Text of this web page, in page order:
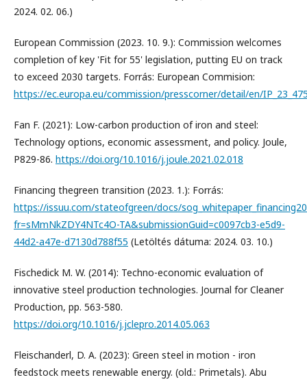
2024. 02. 06.)
European Commission (2023. 10. 9.): Commission welcomes
completion of key 'Fit for 55' legislation, putting EU on track
to exceed 2030 targets. Forrás: European Commision:
https://ec.europa.eu/commission/presscorner/detail/en/
Fan F. (2021): Low-carbon production of iron and steel:
Technology options, economic assessment, and policy. Joule,
P829-86. https://doi.org/10.1016/j.joule.2021.02.018
Financing thegreen transition (2023. 1.): Forrás:
https://issuu.com/stateofgreen/docs/
fr=sMmNkZDY4NTc4O-TA&submissionGuid=c0097cb3-e5d9-
44d2-a47e-d7130d788f55 (Letöltés dátuma: 2024. 03. 10.)
Fischedick M. W. (2014): Techno-economic evaluation of
innovative steel production technologies. Journal for Cleaner
Production, pp. 563-580.
https://doi.org/10.1016/j.jclepro.2014.05.063
Fleischanderl, D. A. (2023): Green steel in motion - iron
feedstock meets renewable energy. (old.: Primetals). Abu